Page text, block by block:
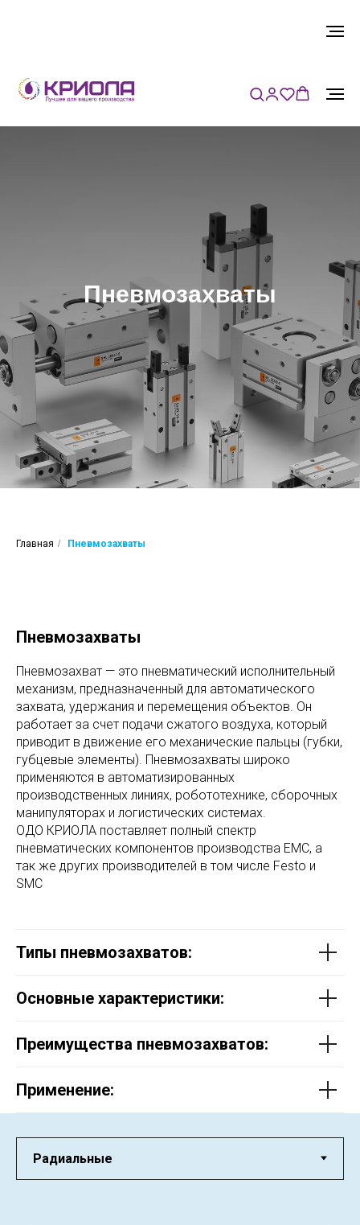
Пневмозахваты
Главная / Пневмозахваты
Пневмозахваты
Пневмозахват — это пневматический исполнительный
механизм, предназначенный для автоматического
захвата, удержания и перемещения объектов. Он
работает за счет подачи сжатого воздуха, который
приводит в движение его механические пальцы (губки,
губцевые элементы). Пневмозахваты широко
применяются в автоматизированных
производственных линиях, робототехнике, сборочных
манипуляторах и логистических системах.
ОДО КРИОЛА поставляет полный спектр
пневматических компонентов производства EMC, а
так же других производителей в том числе Festo и
SMC
Типы пневмозахватов:
Основные характеристики:
Преимущества пневмозахватов:
Применение: